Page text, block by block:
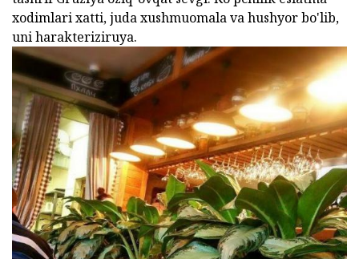
xodimlari xatti, juda xushmuomala va hushyor bo'lib,
uni harakteriziruya.